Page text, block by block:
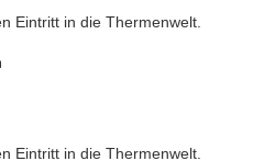
Eintritt in die Thermenwelt.
Eintritt in die Thermenwelt.